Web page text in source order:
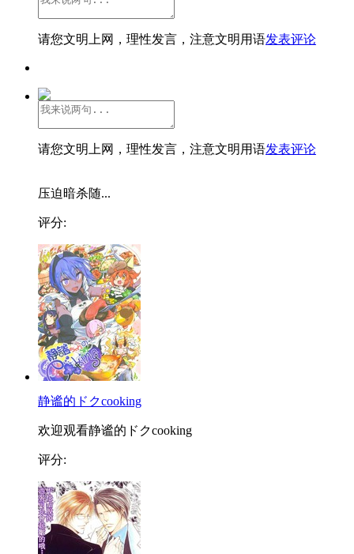
请您文明上网，理性发言，注意文明用语发表评论
请您文明上网，理性发言，注意文明用语发表评论
压迫暗杀随...
评分:
静谧的ドクcooking
欢迎观看静谧的ドクcooking
评分: